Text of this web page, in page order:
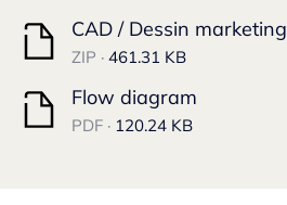
CAD / Dessin marketing
ZIP · 461.31 KB
Flow diagram
PDF · 120.24 KB